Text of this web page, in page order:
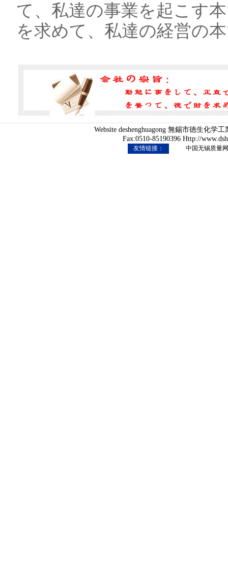
て、私達の事業を起こす
を求めて、私達の経営の
Website deshenghuagong 無錫市徳生化学
Fax:0510-85190396 Http://
友情链接： 中国无锡质量网